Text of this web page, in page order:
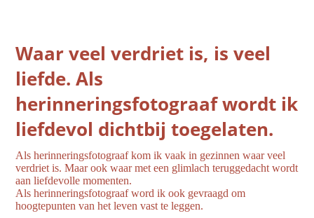
Waar veel verdriet is, is veel
liefde. Als
herinneringsfotograaf wordt ik
liefdevol dichtbij toegelaten.
Als herinneringsfotograaf kom ik vaak in gezinnen waar veel
verdriet is. Maar ook waar met een glimlach teruggedacht wordt
aan liefdevolle momenten.
Als herinneringsfotograaf word ik ook gevraagd om
hoogtepunten van het leven vast te leggen.